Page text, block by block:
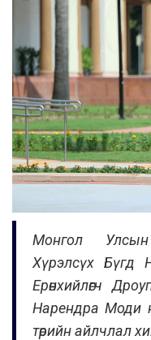
Монгол Улсын
Хүрэлсүх Бүгд
Ерөнхийлөгч
Нарендра Моди
төрийн айлчлал